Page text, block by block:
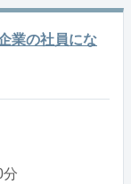
業の社員にな
分